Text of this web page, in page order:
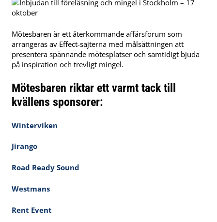
Mötesbaren är ett återkommande affärsforum som
arrangeras av Effect-sajterna med målsättningen att
presentera spännande mötesplatser och samtidigt bjuda
på inspiration och trevligt mingel.
Mötesbaren riktar ett varmt tack till
kvällens sponsorer:
Winterviken
Jirango
Road Ready Sound
Westmans
Rent Event